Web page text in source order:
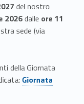
del nostro
2026dalle ore 11
sede (via
della Giornata
Link identifier #identifier__8505-1
Giornata